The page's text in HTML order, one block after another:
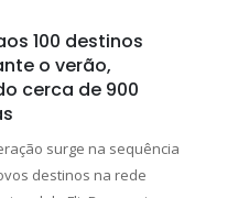
100 destinos
o verão,
cerca de 900
surge na sequência
destinos na rede